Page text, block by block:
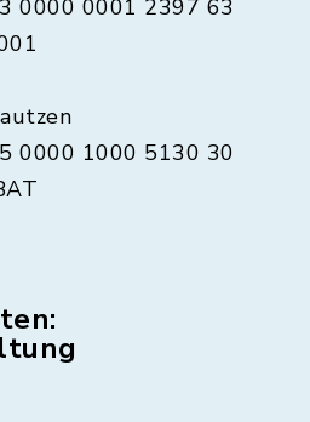
0000 0001 2397 63
0000 1000 5130 30